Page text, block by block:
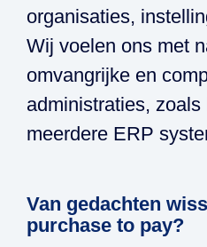
organisaties,
Wij voelen ons met
omvangrijke en
administraties,
meerdere ERP
Van gedachten
purchase to pay?